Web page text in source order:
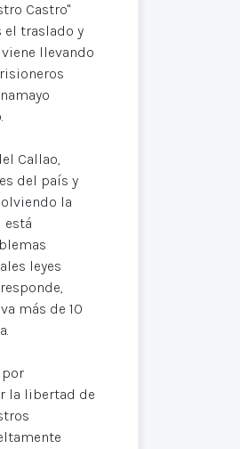
Castro"
el traslado y
llevando
Callao,
del país y
la
está
leyes
más de 10
la libertad de